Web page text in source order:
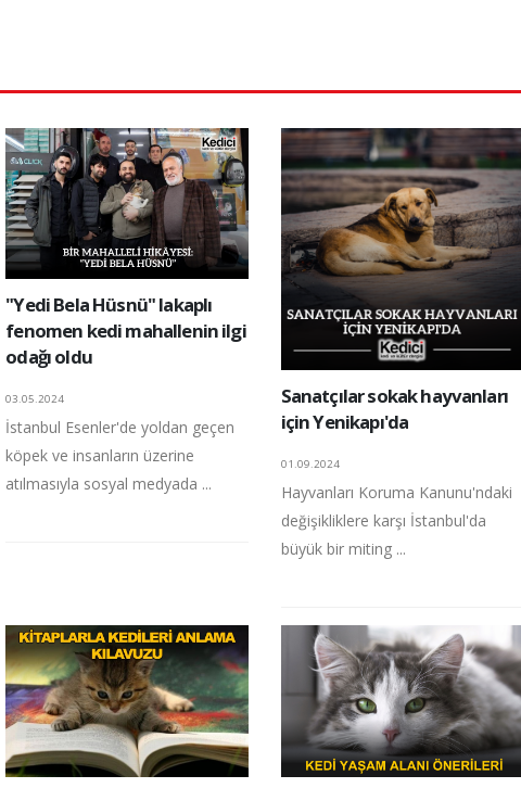
"Yedi Bela Hüsnü" lakaplı
fenomen kedi mahallenin ilgi
odağı oldu
03.05.2024
İstanbul Esenler'de yoldan geçen
köpek ve insanların üzerine
atılmasıyla sosyal medyada ...
Sanatçılar sokak hayvanları
için Yenikapı'da
01.09.2024
Hayvanları Koruma Kanunu'ndaki
değişikliklere karşı İstanbul'da
büyük bir miting ...